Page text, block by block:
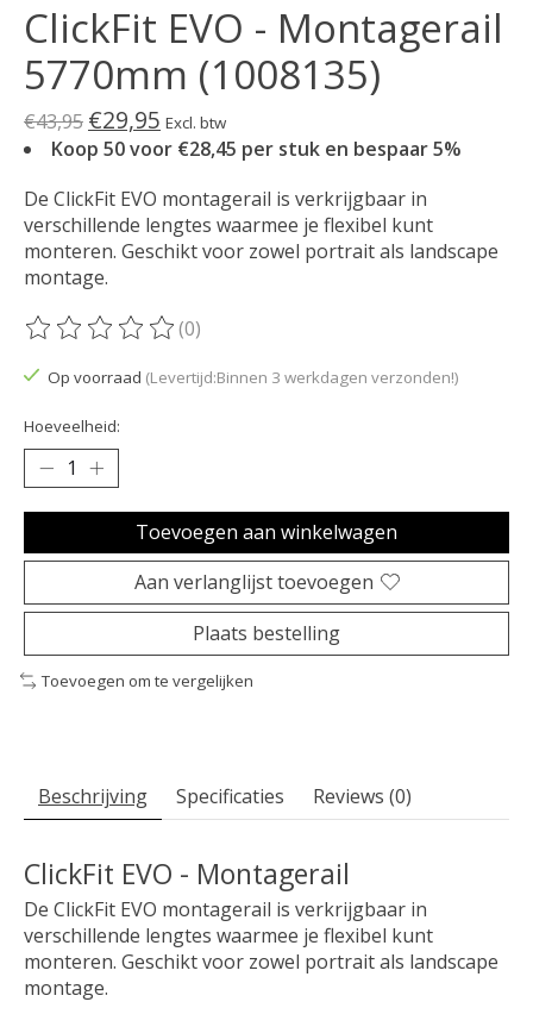
ClickFit EVO - Montagerail
5770mm (1008135)
€43,95 €29,95 Excl. btw
Koop 50 voor €28,45 per stuk en bespaar 5%
De ClickFit EVO montagerail is verkrijgbaar in
verschillende lengtes waarmee je flexibel kunt
monteren. Geschikt voor zowel portrait als landscape
montage.
De beoordeling van dit product is
(0)
Op voorraad (Levertijd:Binnen 3 werkdagen verzonden!)
Hoeveelheid:
Toevoegen aan winkelwagen
Aan verlanglijst toevoegen
Plaats bestelling
Toevoegen om te vergelijken
Beschrijving Specificaties Reviews (0)
ClickFit EVO - Montagerail
De ClickFit EVO montagerail is verkrijgbaar in
verschillende lengtes waarmee je flexibel kunt
monteren. Geschikt voor zowel portrait als landscape
montage.